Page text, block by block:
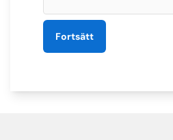
Fortsätt